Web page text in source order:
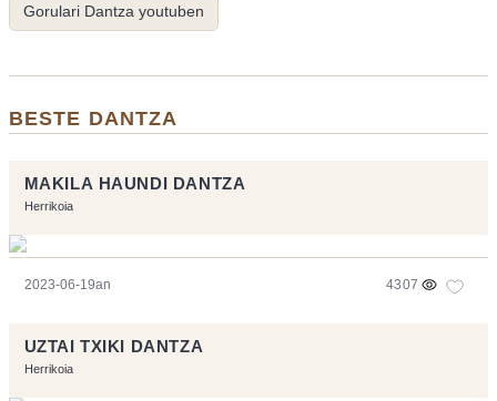
Gorulari Dantza youtuben
BESTE DANTZA
MAKILA HAUNDI DANTZA
Herrikoia
2023-06-19an 4307
UZTAI TXIKI DANTZA
Herrikoia